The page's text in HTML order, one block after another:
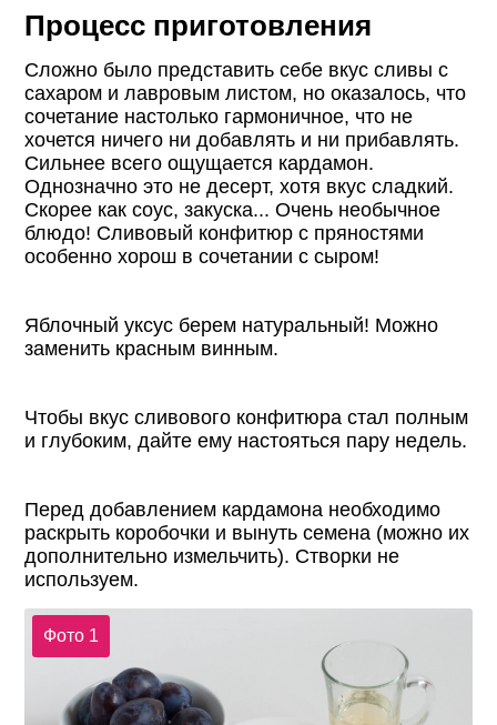
Процесс приготовления
Сложно было представить себе вкус сливы с
сахаром и лавровым листом, но оказалось, что
сочетание настолько гармоничное, что не
хочется ничего ни добавлять и ни прибавлять.
Сильнее всего ощущается кардамон.
Однозначно это не десерт, хотя вкус сладкий.
Скорее как соус, закуска... Очень необычное
блюдо! Сливовый конфитюр с пряностями
особенно хорош в сочетании с сыром!
Яблочный уксус берем натуральный! Можно
заменить красным винным.
Чтобы вкус сливового конфитюра стал полным
и глубоким, дайте ему настояться пару недель.
Перед добавлением кардамона необходимо
раскрыть коробочки и вынуть семена (можно их
дополнительно измельчить). Створки не
используем.
Фото 1